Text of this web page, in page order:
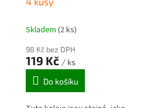
Skladem (2 ks)
98 Kč bez DPH
119 Kč / ks
Do košíku